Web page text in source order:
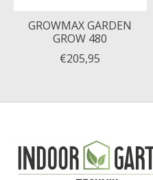
GROWMAX GARDEN
GROW 480
€205,95